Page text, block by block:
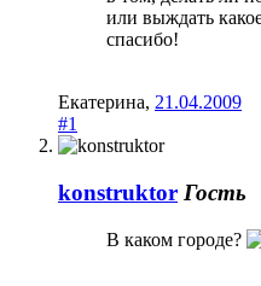
или выждать
спасибо!
Екатерина, 21.04.2009
#1
konstruktоr Гость
В каком городе?